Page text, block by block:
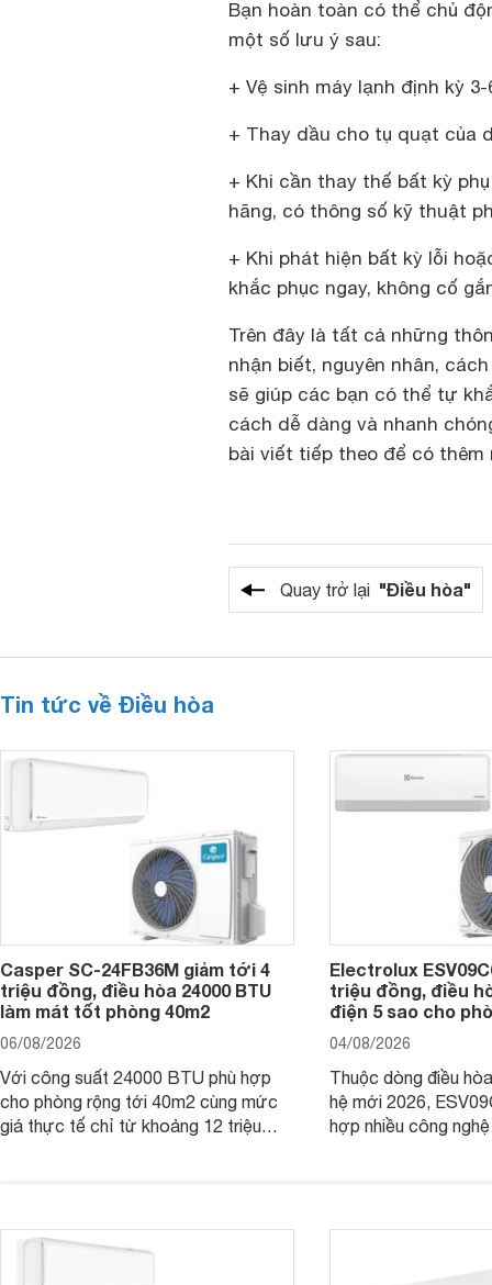
Bạn hoàn toàn có thể chủ
một số lưu ý sau:
+ Vệ sinh máy lạnh định kỳ
+ Thay dầu cho tụ quạt của
+ Khi cần thay thế bất kỳ
hãng, có thông số kỹ thuật
+ Khi phát hiện bất kỳ lỗi
khắc phục ngay, không cố
Trên đây là tất cả những
nhận biết, nguyên nhân,
sẽ giúp các bạn có thể tự
cách dễ dàng và nhanh
bài viết tiếp theo để có
Quay trở lại "Điều hòa"
Tin tức về Điều hòa
Casper SC-24FB36M giảm tới 4
triệu đồng, điều hòa 24000 BTU
làm mát tốt phòng 40m2
06/08/2026
Với công suất 24000 BTU phù hợp
cho phòng rộng tới 40m2 cùng mức
giá thực tế chỉ từ khoảng 12 triệu
Electrolux
triệu đồng, điều
điện 5 sao cho
04/08/2026
Thuộc dòng điều
hệ mới 2026,
hợp nhiều công